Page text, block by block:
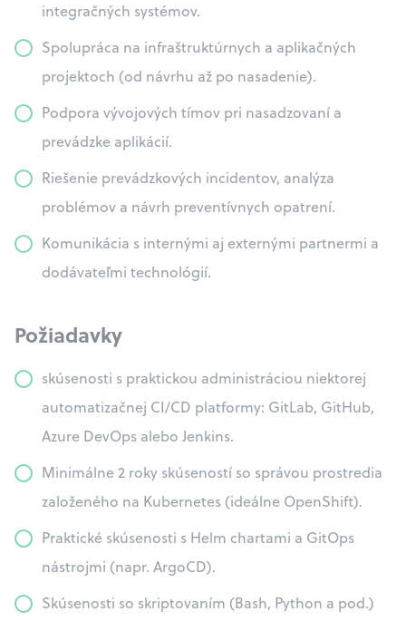
integračných systémov.
Spolupráca na infraštruktúrnych a aplikačných
projektoch (od návrhu až po nasadenie).
Podpora vývojových tímov pri nasadzovaní a
prevádzke aplikácií.
Riešenie prevádzkových incidentov, analýza
problémov a návrh preventívnych opatrení.
Komunikácia s internými aj externými partnermi a
dodávateľmi technológií.
Požiadavky
skúsenosti s praktickou administráciou niektorej
automatizačnej CI/CD platformy: GitLab, GitHub,
Azure DevOps alebo Jenkins.
Minimálne 2 roky skúseností so správou prostredia
založeného na Kubernetes (ideálne OpenShift).
Praktické skúsenosti s Helm chartami a GitOps
nástrojmi (napr. ArgoCD).
Skúsenosti so skriptovaním (Bash, Python a pod.)